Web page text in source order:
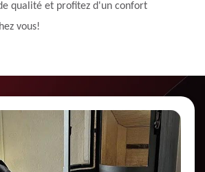
qualité et profitez d'un confort
vous!